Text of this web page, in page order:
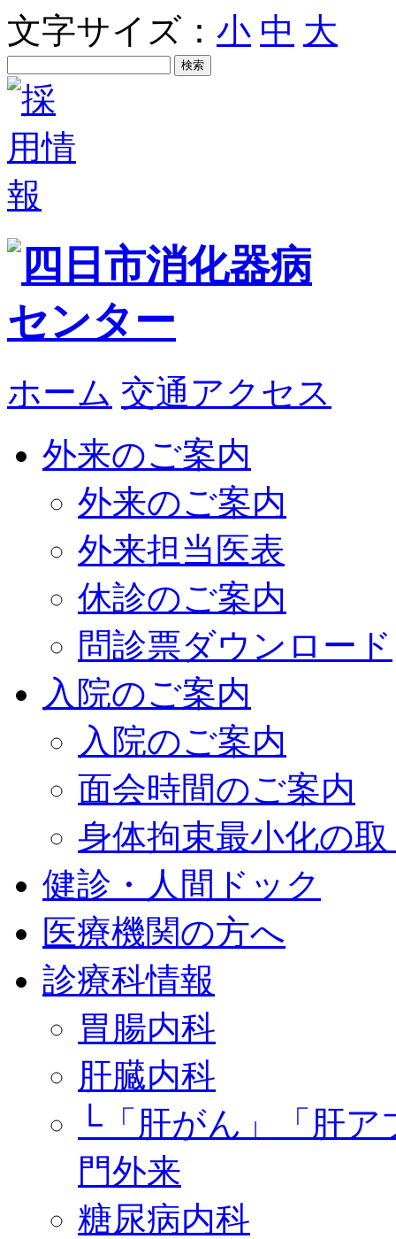
文字サイズ： 小 中 大
ホーム 交通アクセス
外来のご案内
外来のご案内
外来担当医表
休診のご案内
問診票ダウンロード
入院のご案内
入院のご案内
面会時間のご案内
身体拘束最小化の
健診・人間ドック
医療機関の方へ
診療科情報
胃腸内科
肝臓内科
└「肝がん」「肝
門外来
糖尿病内科